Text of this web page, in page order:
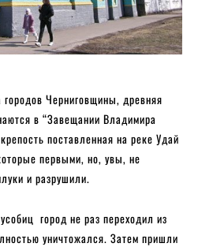
Черниговщины, древняя
в “Завещании Владимира
поставленная на реке Удай
первыми, но, увы, не
и разрушили.
город не раз переходил из
уничтожался. Затем пришли